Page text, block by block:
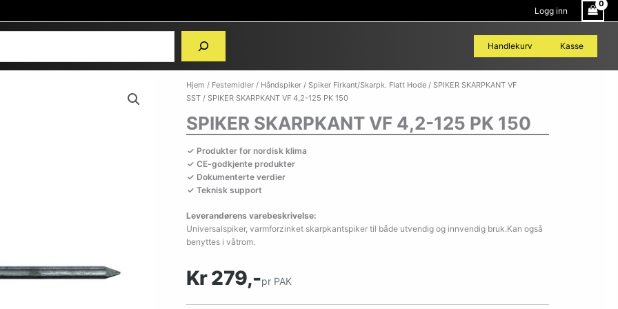
Logg inn
Handlekurv
Kasse
Hjem / Festemidler/ Håndspiker/ Spiker Firkant/Skarpk. Flatt Hode/ SPIKER SKARPKANT VF
SST/ SPIKER SKARPKANT VF 4,2-125 PK 150
SPIKER SKARPKANT VF 4,2-125 PK 150
Produkter for nordisk klima
CE-godkjente produkter
Dokumenterte verdier
Teknisk support
Leverandørens varebeskrivelse:
Universalspiker, varmforzinket skarpkantspiker til både utvendig og innvendig bruk.Kan også
benyttes i våtrom.
Kr 279,-pr PAK
SPIKER
SKARPKANT
4,2-
125